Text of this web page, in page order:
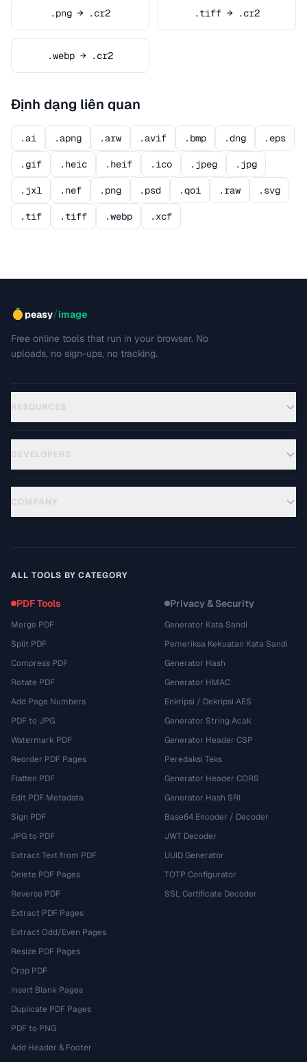
.png → .cr2 .tiff → .cr2
.webp → .cr2
Định dạng liên quan
.ai .apng .arw .avif .bmp .dng .eps
.gif .heic .heif .ico .jpeg .jpg
.jxl .nef .png .psd .qoi .raw .svg
.tif .tiff .webp .xcf
peasy/image
Free online tools that run in your browser. No
uploads, no sign-ups, no tracking.
RESOURCES
DEVELOPERS
COMPANY
ALL TOOLS BY CATEGORY
PDF Tools
Merge PDF
Split PDF
Compress PDF
Rotate PDF
Add Page Numbers
PDF to JPG
Watermark PDF
Reorder PDF Pages
Flatten PDF
Edit PDF Metadata
Sign PDF
JPG to PDF
Extract Text from PDF
Delete PDF Pages
Reverse PDF
Extract PDF Pages
Extract Odd/Even Pages
Resize PDF Pages
Crop PDF
Insert Blank Pages
Duplicate PDF Pages
PDF to PNG
Add Header & Footer
Privacy & Security
Generator Kata Sandi
Pemeriksa Kekuatan Kata Sandi
Generator Hash
Generator HMAC
Enkripsi / Dekripsi AES
Generator String Acak
Generator Header CSP
Peredaksi Teks
Generator Header CORS
Generator Hash SRI
Base64 Encoder / Decoder
JWT Decoder
UUID Generator
TOTP Configurator
SSL Certificate Decoder